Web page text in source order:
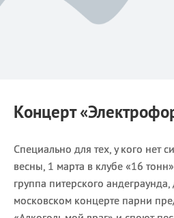
Концерт
Специально для тех, у кого нет
весны, 1 марта в клубе «16
группа питерского
московском концерте парни